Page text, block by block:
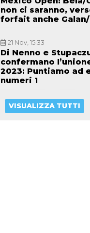
non ci saranno,
forfait anche
21 Nov, 15:33
Di Nenno e
confermano
2023: Puntiamo ad
numeri 1
VISUALIZZA TUTTI